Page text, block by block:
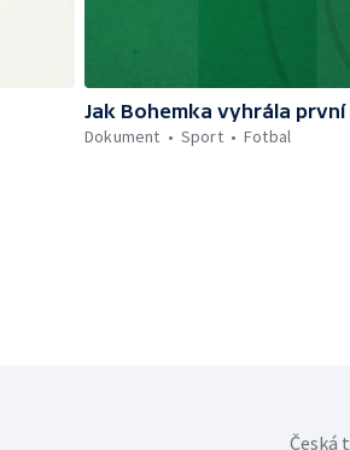
Jak Bohemka vyhrála
Dokument
Sport Fotbal
Česká